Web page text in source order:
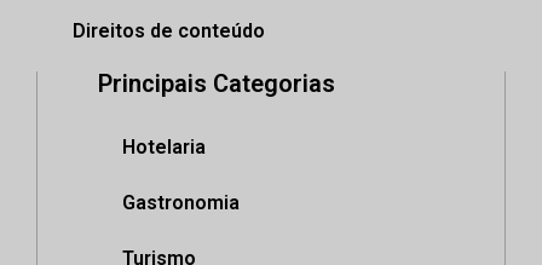
Direitos de conteúdo
Principais Categorias
Hotelaria
Gastronomia
Turismo